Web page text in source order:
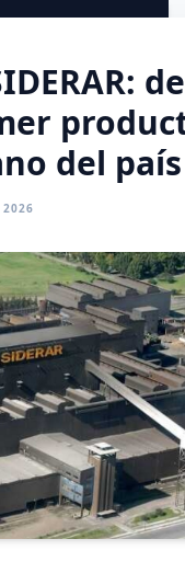
REFERENTES
de
del país
2026